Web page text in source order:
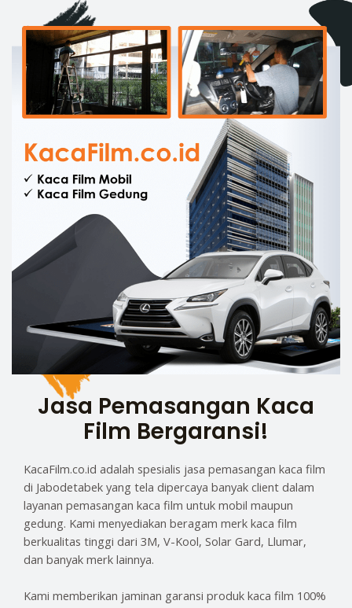
Jasa Pemasangan Kaca
Film Bergaransi!
KacaFilm.co.id adalah spesialis jasa pemasangan kaca film
di Jabodetabek yang tela dipercaya banyak client dalam
layanan pemasangan kaca film untuk mobil maupun
gedung. Kami menyediakan beragam merk kaca film
berkualitas tinggi dari 3M, V-Kool, Solar Gard, Llumar,
dan banyak merk lainnya.
Kami memberikan jaminan garansi produk kaca film 100%